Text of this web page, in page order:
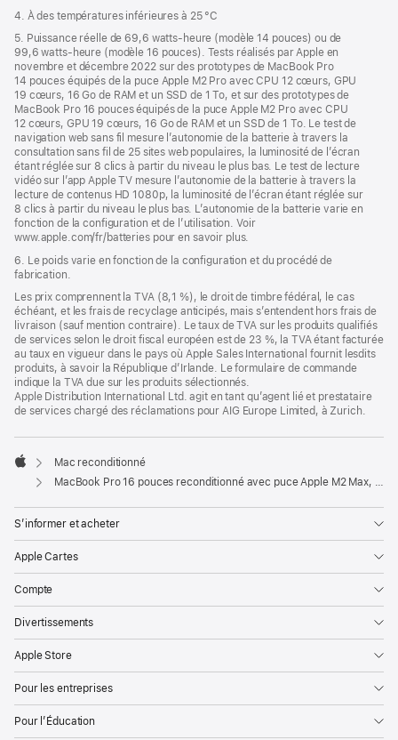
4. À des températures inférieures à 25 °C
5. Puissance réelle de 69,6 watts-heure (modèle 14 pouces) ou de
99,6 watts-heure (modèle 16 pouces). Tests réalisés par Apple en
novembre et décembre 2022 sur des prototypes de MacBook Pro
14 pouces équipés de la puce Apple M2 Pro avec CPU 12 cœurs, GPU
19 cœurs, 16 Go de RAM et un SSD de 1 To, et sur des prototypes de
MacBook Pro 16 pouces équipés de la puce Apple M2 Pro avec CPU
12 cœurs, GPU 19 cœurs, 16 Go de RAM et un SSD de 1 To. Le test de
navigation web sans fil mesure l’autonomie de la batterie à travers la
consultation sans fil de 25 sites web populaires, la luminosité de l’écran
étant réglée sur 8 clics à partir du niveau le plus bas. Le test de lecture
vidéo sur l’app Apple TV mesure l’autonomie de la batterie à travers la
lecture de contenus HD 1080p, la luminosité de l’écran étant réglée sur
8 clics à partir du niveau le plus bas. L’autonomie de la batterie varie en
fonction de la configuration et de l’utilisation. Voir
www.apple.com/fr/batteries pour en savoir plus.
6. Le poids varie en fonction de la configuration et du procédé de
fabrication.
Les prix comprennent la TVA (8,1 %), le droit de timbre fédéral, le cas
échéant, et les frais de recyclage anticipés, mais s’entendent hors frais de
livraison (sauf mention contraire). Le taux de TVA sur les produits qualifiés
de services selon le droit fiscal européen est de 23 %, la TVA étant facturée
au taux en vigueur dans le pays où Apple Sales International fournit lesdits
produits, à savoir la République d’Irlande. Le formulaire de commande
indique la TVA due sur les produits sélectionnés.
Apple Distribution International Ltd. agit en tant qu’agent lié et prestataire
de services chargé des réclamations pour AIG Europe Limited, à Zurich.
Apple
Mac reconditionné
MacBook Pro 16 pouces reconditionné avec puce Apple M2 Max, CPU 12 cœurs et GPU 38 cœurs - Argent
S’informer et acheter
Apple Cartes
Compte
Divertissements
Apple Store
Pour les entreprises
Pour l’Éducation